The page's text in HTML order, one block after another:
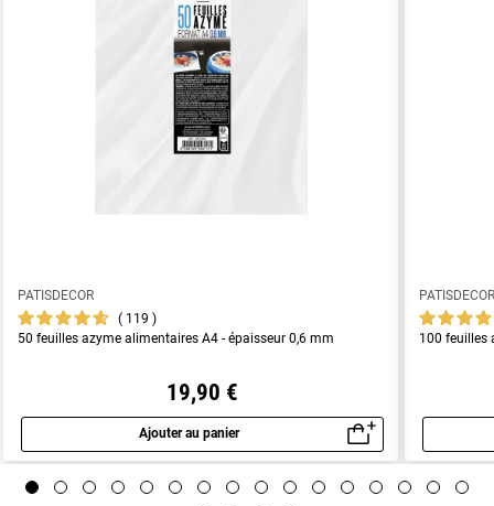
PATISDECOR
119
50 feuilles azyme alimentaires A4 - épaisseur 0,6 mm
19,90 €
Ajouter au panier
Aperçu rapide
100 feuilles